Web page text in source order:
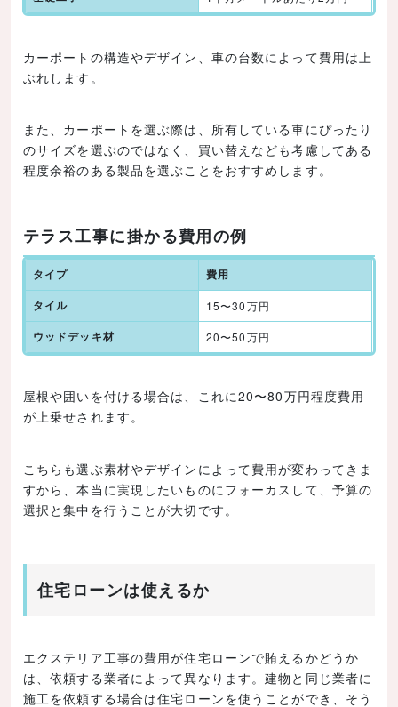
カーポートの構造やデザイン、車の台数によって費用は上
ぶれします。
また、カーポートを選ぶ際は、所有している車にぴったり
のサイズを選ぶのではなく、買い替えなども考慮してある
程度余裕のある製品を選ぶことをおすすめします。
テラス工事に掛かる費用の例
タイプ 費用
タイル 15〜30万円
ウッドデッキ材 20〜50万円
屋根や囲いを付ける場合は、これに20〜80万円程度費用
が上乗せされます。
こちらも選ぶ素材やデザインによって費用が変わってきま
すから、本当に実現したいものにフォーカスして、予算の
選択と集中を行うことが大切です。
住宅ローンは使えるか
エクステリア工事の費用が住宅ローンで賄えるかどうか
は、依頼する業者によって異なります。建物と同じ業者に
施工を依頼する場合は住宅ローンを使うことができ、そう